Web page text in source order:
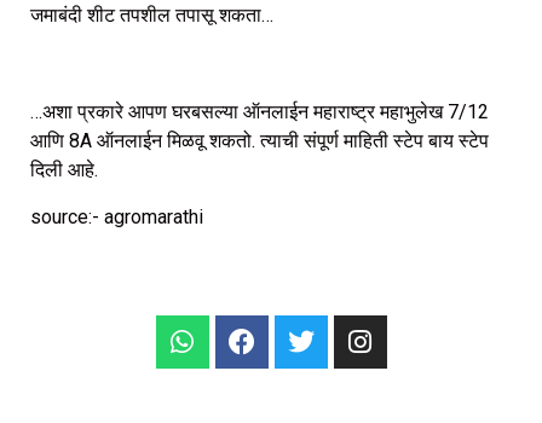
जमाबंदी शीट तपशील तपासू शकता…
…अशा प्रकारे आपण घरबसल्या ऑनलाईन महाराष्ट्र महाभुलेख 7/12
आणि 8A ऑनलाईन मिळवू शकतो. त्याची संपूर्ण माहिती स्टेप बाय स्टेप
दिली आहे.
source:- agromarathi